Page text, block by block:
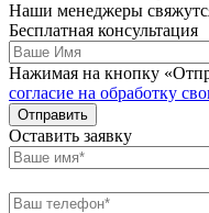
Наши менеджеры
Бесплатная консультация
Нажимая на кнопку
согласие на обработку
Отправить
Оставить заявку